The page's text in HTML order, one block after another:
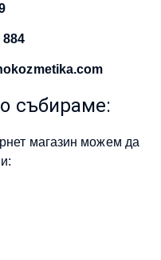
884
събираме:
магазин можем да